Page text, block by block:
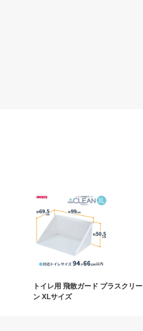
トイレ用 飛散ガード プラスクリー
ン XLサイズ